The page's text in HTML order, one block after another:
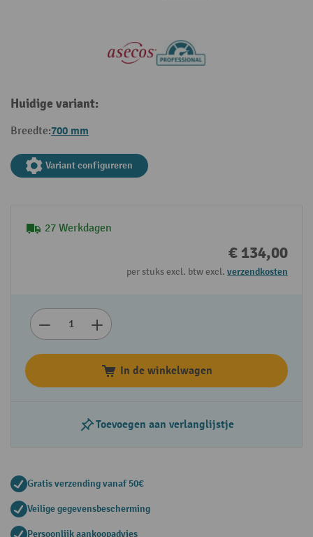
Huidige variant:
Breedte:700 mm
Variant configureren
27 Werkdagen
€ 134,00
per stuks excl. btw excl. verzendkosten
In de winkelwagen
Toevoegen aan verlanglijstje
Gratis verzending vanaf 50€
Veilige gegevensbescherming
Persoonlijk aankoopadvies